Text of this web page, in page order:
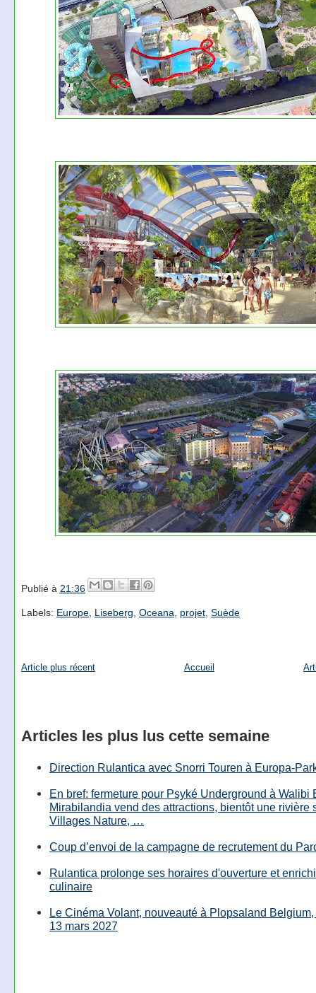
Publié à 21:36
Labels: Europe, Liseberg Oceana projet, Suède
Article plus récent Accueil
Articles les plus lus cette semaine
Direction Rulantica avec Snorri Touren à Europa-
En bref: fermeture pour Psyké Underground à Walibi
Mirabilandia vend des attractions, bientôt une rivière
Villages Nature, …
Coup d’envoi de la campagne de recrutement du
Rulantica prolonge ses horaires d'ouverture et
culinaire
Le Cinéma Volant, nouveauté à Plopsaland
13 mars 2027